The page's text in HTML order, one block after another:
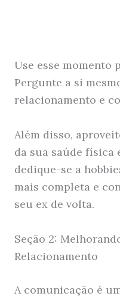
Use esse momento
Pergunte a si
relacionamento e
Além disso,
da sua saúde física
dedique-se a
mais completa e
seu ex de volta.
Seção 2:
Relacionamento
A comunicação é